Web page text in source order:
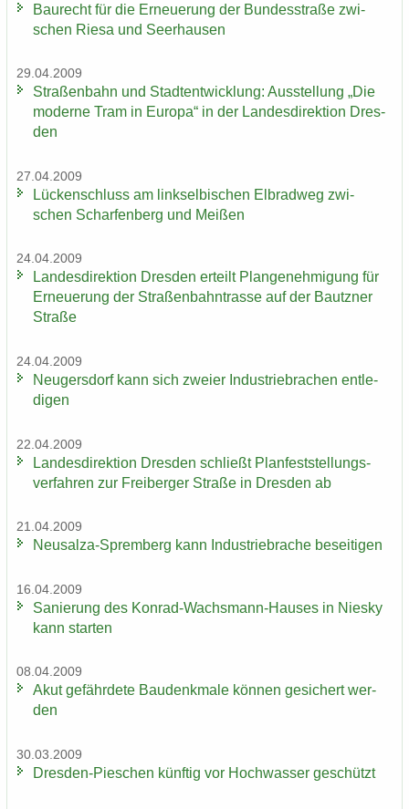
Bau­recht für die Er­neue­rung der Bun­des­stra­ße zwi­
schen Riesa und Seer­hau­sen
29.04.2009
Stra­ßen­bahn und Stadt­ent­wick­lung: Aus­stel­lung „Die
mo­der­ne Tram in Eu­ro­pa“ in der Lan­des­di­rek­ti­on Dres­
den
27.04.2009
Lü­cken­schluss am linksel­bi­schen El­brad­weg zwi­
schen Schar­fen­berg und Mei­ßen
24.04.2009
Lan­des­di­rek­ti­on Dres­den er­teilt Plan­ge­neh­mi­gung für
Er­neue­rung der Stra­ßen­bahn­tras­se auf der Bautz­ner
Stra­ße
24.04.2009
Neu­gers­dorf kann sich zwei­er In­dus­trie­bra­chen ent­le­
di­gen
22.04.2009
Lan­des­di­rek­ti­on Dres­den schließt Plan­fest­stel­lungs­
ver­fah­ren zur Frei­ber­ger Stra­ße in Dres­den ab
21.04.2009
Neusalza-​Spremberg kann In­dus­trie­bra­che be­sei­ti­gen
16.04.2009
Sa­nie­rung des Konrad-​Wachsmann-Hauses in Nies­ky
kann star­ten
08.04.2009
Akut ge­fähr­de­te Bau­denk­ma­le kön­nen ge­si­chert wer­
den
30.03.2009
Dresden-​Pieschen künf­tig vor Hoch­was­ser ge­schützt